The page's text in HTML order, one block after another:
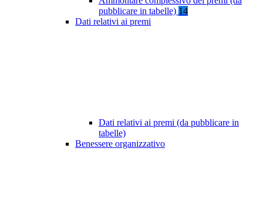
pubblicare in tabelle) 14
Dati relativi ai premi
Dati relativi ai premi (da pubblicare in
tabelle)
Benessere organizzativo